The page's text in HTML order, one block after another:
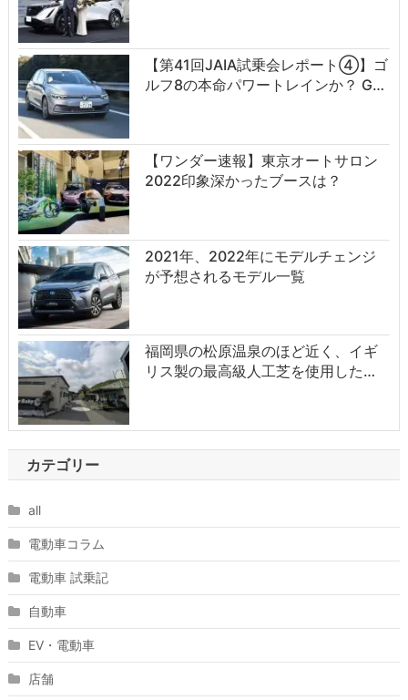
【第41回JAIA試乗会レポート④】ゴ
ルフ8の本命パワートレインか？ G…
【ワンダー速報】東京オートサロン
2022印象深かったブースは？
2021年、2022年にモデルチェンジ
が予想されるモデル一覧
福岡県の松原温泉のほど近く、イギ
リス製の最高級人工芝を使用した…
カテゴリー
all
電動車コラム
電動車 試乗記
自動車
EV・電動車
店舗